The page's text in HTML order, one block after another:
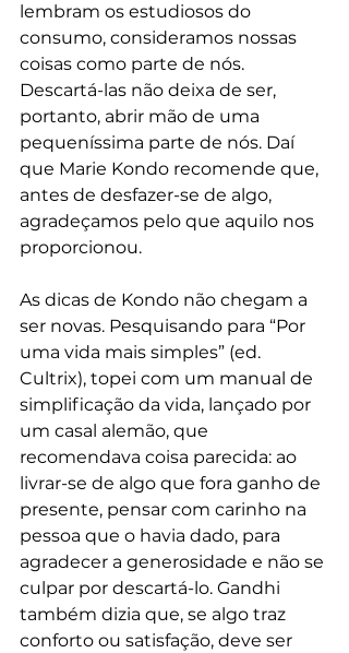
lembram os estudiosos do
consumo, consideramos nossas
coisas como parte de nós.
Descartá-las não deixa de ser,
portanto, abrir mão de uma
pequeníssima parte de nós. Daí
que Marie Kondo recomende que,
antes de desfazer-se de algo,
agradeçamos pelo que aquilo nos
proporcionou.
As dicas de Kondo não chegam a
ser novas. Pesquisando para “Por
uma vida mais simples” (ed.
Cultrix), topei com um manual de
simplificação da vida, lançado por
um casal alemão, que
recomendava coisa parecida: ao
livrar-se de algo que fora ganho de
presente, pensar com carinho na
pessoa que o havia dado, para
agradecer a generosidade e não se
culpar por descartá-lo. Gandhi
também dizia que, se algo traz
conforto ou satisfação, deve ser